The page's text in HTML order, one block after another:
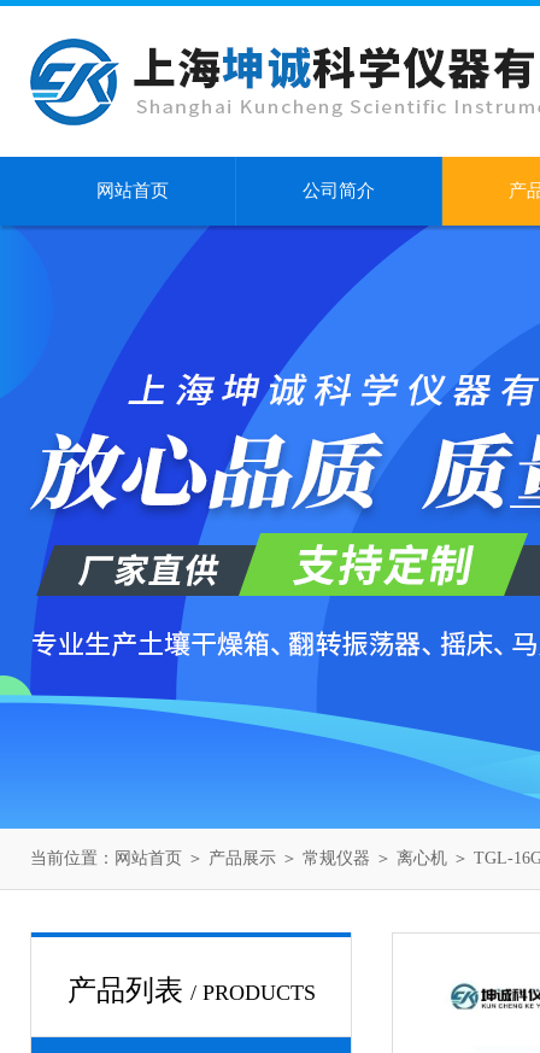
网站首页 公司简介 产
当前位置： 网站首页 ＞ 产品展示 ＞ 常规仪器 ＞ 离心机 ＞ TGL-
产品列表 / PRODUCTS